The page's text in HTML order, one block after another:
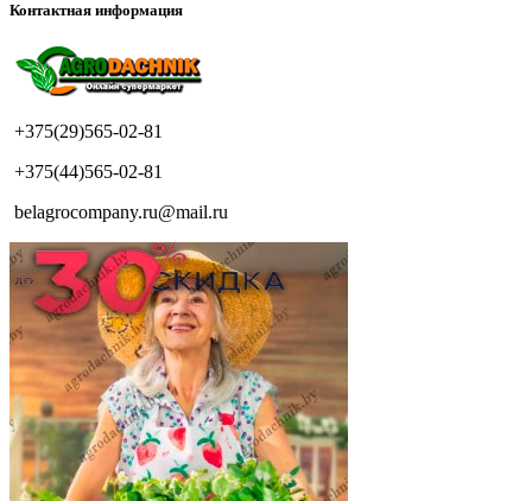
Контактная информация
+375(29)565-02-81
+375(44)565-02-81
belagrocompany.ru@mail.ru